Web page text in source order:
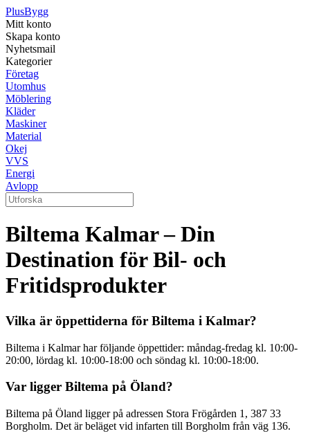
PlusBygg
Mitt konto
Skapa konto
Nyhetsmail
Kategorier
Företag
Utomhus
Möblering
Kläder
Maskiner
Material
Okej
VVS
Energi
Avlopp
Biltema Kalmar – Din
Destination för Bil- och
Fritidsprodukter
Vilka är öppettiderna för Biltema i Kalmar?
Biltema i Kalmar har följande öppettider: måndag-fredag kl. 10:00-
20:00, lördag kl. 10:00-18:00 och söndag kl. 10:00-18:00.
Var ligger Biltema på Öland?
Biltema på Öland ligger på adressen Stora Frögården 1, 387 33
Borgholm. Det är beläget vid infarten till Borgholm från väg 136.